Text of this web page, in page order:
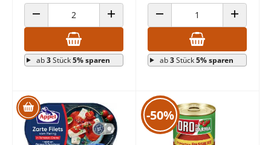
ANZAHL VERRINGERN ANZAHL ERHÖHEN
ab3Stück5% sparen
ANZAHL VERRINGERN ANZAHL
ab3Stück5% sparen
-50%